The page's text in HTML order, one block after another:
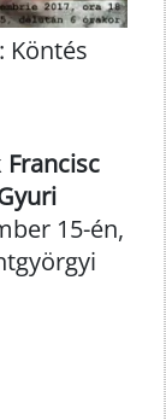
Köntés
Francisc
15-én,